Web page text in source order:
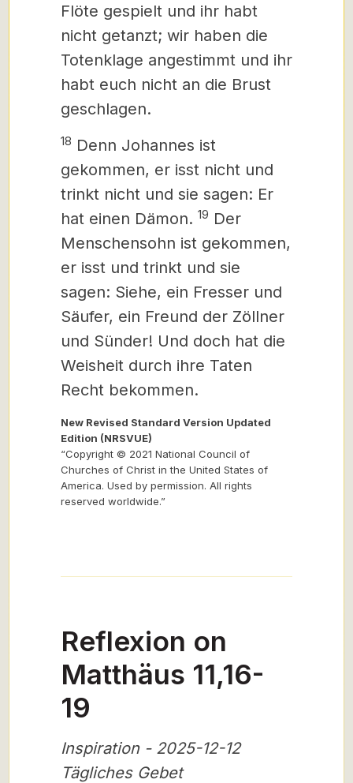
Flöte gespielt und ihr habt
nicht getanzt; wir haben die
Totenklage angestimmt und ihr
habt euch nicht an die Brust
geschlagen.
18 Denn Johannes ist
gekommen, er isst nicht und
trinkt nicht und sie sagen: Er
hat einen Dämon. 19 Der
Menschensohn ist gekommen,
er isst und trinkt und sie
sagen: Siehe, ein Fresser und
Säufer, ein Freund der Zöllner
und Sünder! Und doch hat die
Weisheit durch ihre Taten
Recht bekommen.
New Revised Standard Version Updated
Edition (NRSVUE)
“Copyright © 2021 National Council of
Churches of Christ in the United States of
America. Used by permission. All rights
reserved worldwide.”
Reflexion on
Matthäus 11,16-
19
Inspiration - 2025-12-12
Tägliches Gebet